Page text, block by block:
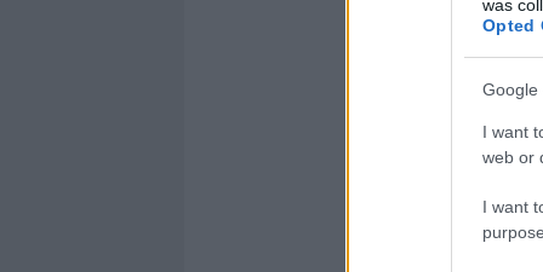
was
Opted
Google
I want
web or
I want